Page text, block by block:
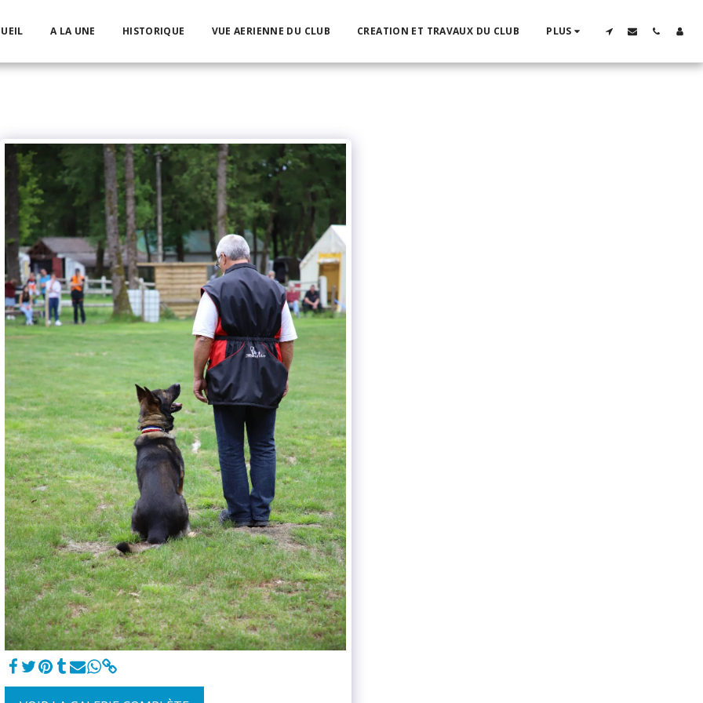
A LA UNE HISTORIQUE VUE AERIENNE DU CLUB CREATION ET TRAVAUX DU CLUB PLUS